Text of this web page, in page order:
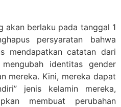
akan berlaku pada tanggal 1
persyaratan bahwa
mendapatkan catatan dari
identitas gender
mereka. Kini, mereka dapat
jenis kelamin mereka,
membuat perubahan